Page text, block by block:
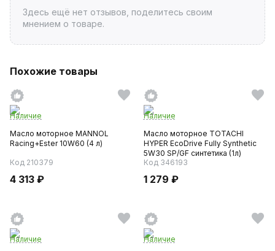
Здесь ещё нет отзывов, поделитесь своим
мнением о товаре.
Похожие товары
Наличие
Масло моторное MANNOL
Racing+Ester 10W60 (4 л)
Код 210379
4 313 ₽
Наличие
Масло моторное TOTACHI
HYPER EcoDrive Fully Synthetic
5W30 SP/GF синтетика (1л)
Код 346193
1 279 ₽
Наличие
Наличие